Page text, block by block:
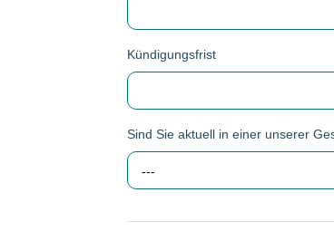
Kündigungsfrist
Sind Sie aktuell in einer unserer
---